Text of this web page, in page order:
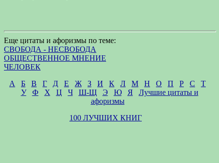
Еще цитаты и афоризмы по теме:
СВОБОДА - НЕСВОБОДА
ОБЩЕСТВЕННОЕ МНЕНИЕ
ЧЕЛОВЕК
А
Б В Г Д Е Ж З И К Л М Н О П Р С
Т
У
Ф Х Ц Ч Ш-Щ Э Ю Я
Лучшие цитаты и
афоризмы
100 ЛУЧШИХ КНИГ